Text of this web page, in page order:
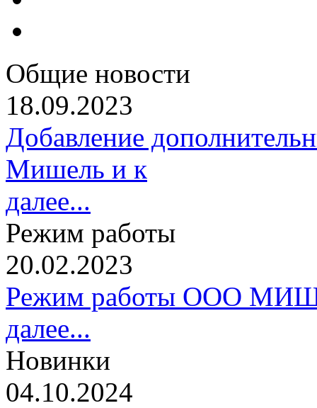
Общие новости
18.09.2023
Добавление
Мишель и к
далее...
Режим работы
20.02.2023
Режим работы ООО
далее...
Новинки
04.10.2024